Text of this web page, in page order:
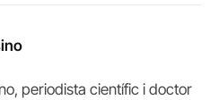
periodista científic i doctor